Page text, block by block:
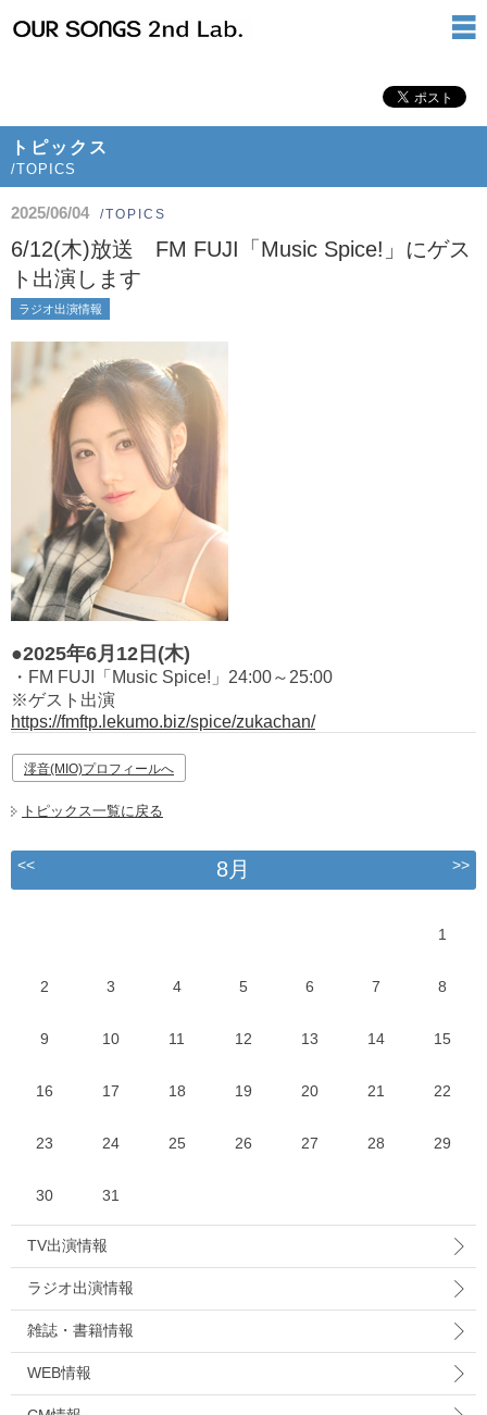
トピックス
/TOPICS
2025/06/04 /TOPICS
6/12(木)放送 FM FUJI「Music Spice!」にゲス
ト出演します
ラジオ出演情報
●2025年6月12日(木)
・FM FUJI「Music Spice!」24:00～25:00
※ゲスト出演
https://fmftp.lekumo.biz/spice/zukachan/
澪音(MIO)プロフィールへ
トピックス一覧に戻る
<< 8月 >>
1
2 3 4 5 6 7 8
9 10 11 12 13 14 15
16 17 18 19 20 21 22
23 24 25 26 27 28 29
30 31
TV出演情報
ラジオ出演情報
雑誌・書籍情報
WEB情報